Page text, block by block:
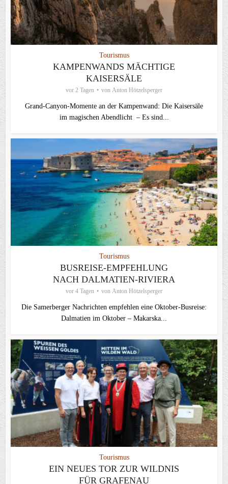
Tourismus
KAMPENWANDS MÄCHTIGE
KAISERSÄLE
vor 2 Tagen von Anton Hötzelsperger
Grand-Canyon-Momente an der Kampenwand: Die Kaisersäle
im magischen Abendlicht – Es sind...
Tourismus
BUSREISE-EMPFEHLUNG
NACH DALMATIEN-RIVIERA
vor 4 Tagen von Anton Hötzelsperger
Die Samerberger Nachrichten empfehlen eine Oktober-Busreise:
Dalmatien im Oktober – Makarska...
Tourismus
EIN NEUES TOR ZUR WILDNIS
FÜR GRAFENAU